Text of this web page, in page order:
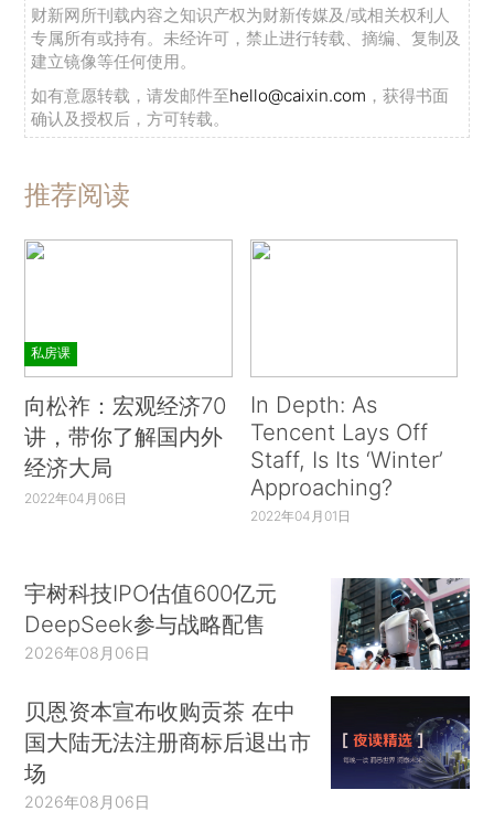
财新网所刊载内容之知识产权为财新传媒及/或相关权利人
专属所有或持有。未经许可，禁止进行转载、摘编、复制及
建立镜像等任何使用。
如有意愿转载，请发邮件至hello@caixin.com ，获得书面
确认及授权后，方可转载。
推荐阅读
私房课
向松祚：宏观经济70
讲，带你了解国内外
经济大局
2022年04月06日
In Depth: As
Tencent Lays Off
Staff, Is Its ‘Winter’
Approaching?
2022年04月01日
宇树科技IPO估值600亿元
DeepSeek参与战略配售
2026年08月06日
贝恩资本宣布收购贡茶 在中
国大陆无法注册商标后退出市
场
2026年08月06日